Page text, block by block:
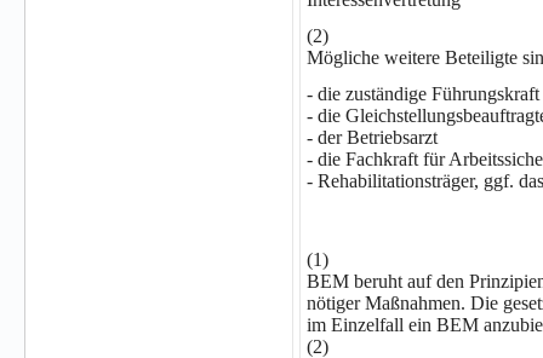
(2)
Mögliche weitere Beteiligte
- die zuständige Führungskraft
- die
- der Betriebsarzt
- die Fachkraft für
- Rehabilitationsträger, ggf.
(1)
BEM beruht auf den
nötiger Maßnahmen. Die
im Einzelfall ein BEM
(2)